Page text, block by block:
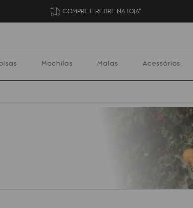
COMPRE E RETIRE NA LOJA*
Mochilas Malas Acessórios
Escolares